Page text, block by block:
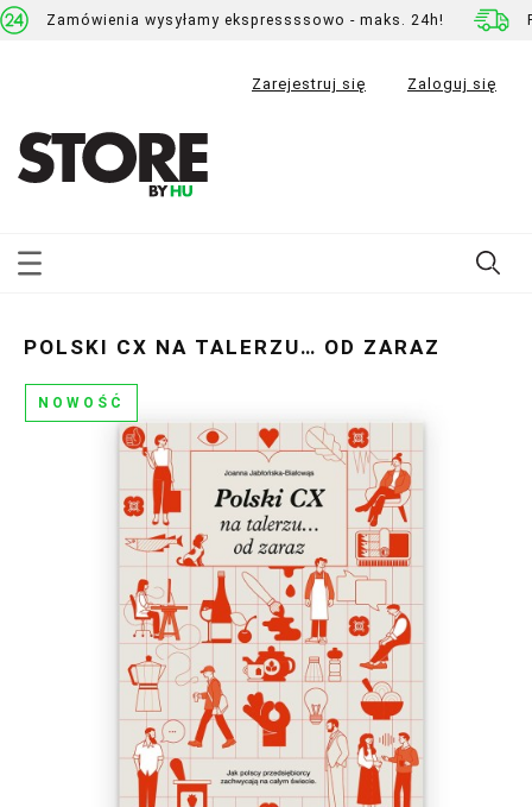
Zamówienia wysyłamy ekspressssowo - maks. 24h!
Zarejestruj się Zaloguj się
POLSKI CX NA TALERZU… OD ZARAZ
NOWOŚĆ